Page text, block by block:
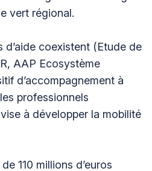
vert régional.
coexistent (Etude de
AAP Ecosystème
d’accompagnement à
professionnels
à développer la mobilité
110 millions d’euros